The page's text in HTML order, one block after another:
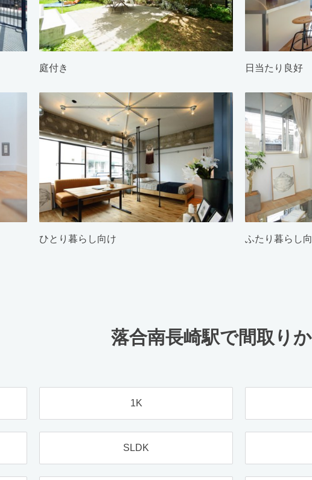
庭付き 日当たり良好
ひとり暮らし向け ふたり暮らし
落合南長崎駅で間取り
1K
SLDK